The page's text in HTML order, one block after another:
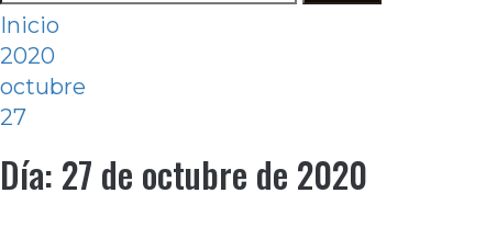
al
contenido
Inicio
2020
octubre
27
Día: 27 de octubre de 2020